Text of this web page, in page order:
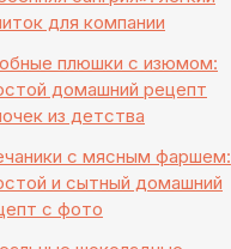
для компании
плюшки с изюмом:
домашний рецепт
из детства
с мясным фаршем:
и сытный домашний
с фото